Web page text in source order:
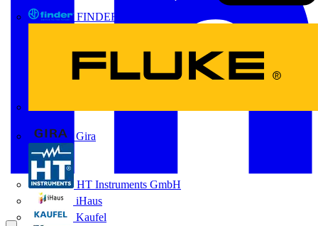
FINDER
Gira
HT Instruments GmbH
iHaus
Kaufel